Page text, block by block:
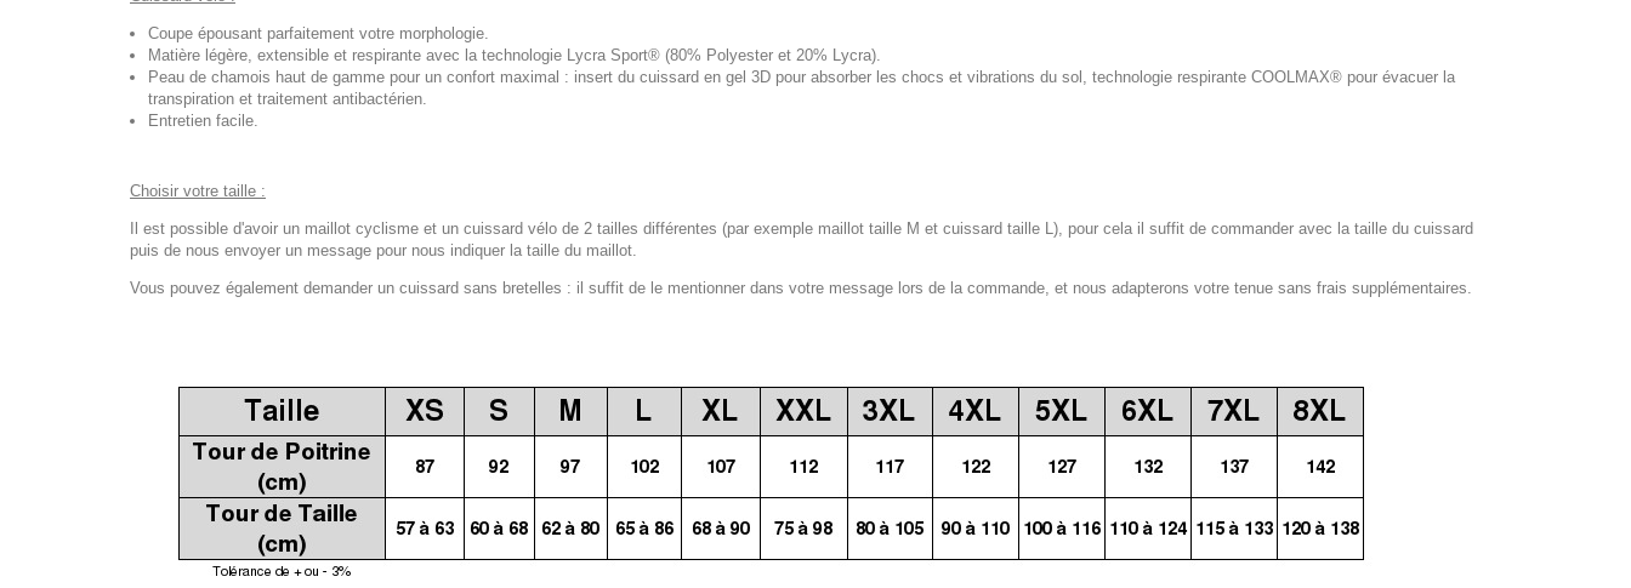
Coupe épousant parfaitement votre morphologie.
Matière légère, extensible et respirante avec la technologie Lycra Sport® (80% Polyester et 20% Lycra).
Peau de chamois haut de gamme pour un confort maximal : insert du cuissard en gel 3D pour absorber les chocs et vibrations du sol, technologie respirante COOLMAX® pour évacuer la
transpiration et traitement antibactérien.
Entretien facile.
Choisir votre taille :
Il est possible d'avoir un maillot cyclisme et un cuissard vélo de 2 tailles différentes (par exemple maillot taille M et cuissard taille L), pour cela il suffit de commander avec la taille du cuissard
puis de nous envoyer un message pour nous indiquer la taille du maillot.
Vous pouvez également demander un cuissard sans bretelles : il suffit de le mentionner dans votre message lors de la commande, et nous adapterons votre tenue sans frais supplémentaires.